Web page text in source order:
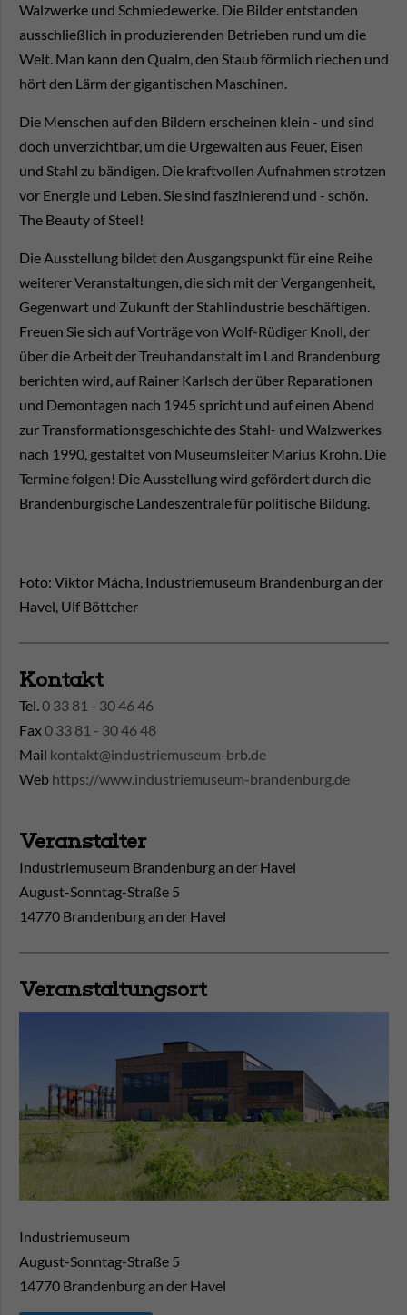
Walzwerke und Schmiedewerke. Die Bilder entstanden
ausschließlich in produzierenden Betrieben rund um die
Welt. Man kann den Qualm, den Staub förmlich riechen und
hört den Lärm der gigantischen Maschinen.
Die Menschen auf den Bildern erscheinen klein - und sind
doch unverzichtbar, um die Urgewalten aus Feuer, Eisen
und Stahl zu bändigen. Die kraftvollen Aufnahmen strotzen
vor Energie und Leben. Sie sind faszinierend und - schön.
The Beauty of Steel!
Die Ausstellung bildet den Ausgangspunkt für eine Reihe
weiterer Veranstaltungen, die sich mit der Vergangenheit,
Gegenwart und Zukunft der Stahlindustrie beschäftigen.
Freuen Sie sich auf Vorträge von Wolf-Rüdiger Knoll, der
über die Arbeit der Treuhandanstalt im Land Brandenburg
berichten wird, auf Rainer Karlsch der über Reparationen
und Demontagen nach 1945 spricht und auf einen Abend
zur Transformationsgeschichte des Stahl- und Walzwerkes
nach 1990, gestaltet von Museumsleiter Marius Krohn. Die
Termine folgen! Die Ausstellung wird gefördert durch die
Brandenburgische Landeszentrale für politische Bildung.
Foto: Viktor Mácha, Industriemuseum Brandenburg an der
Havel, Ulf Böttcher
Kontakt
Tel.0 33 81 - 30 46 46
Fax0 33 81 - 30 46 48
Mail kontakt@industriemuseum-brb.de
Web https://www.industriemuseum-brandenburg.de
Veranstalter
Industriemuseum Brandenburg an der Havel
August-Sonntag-Straße 5
14770 Brandenburg an der Havel
Veranstaltungsort
Industriemuseum
August-Sonntag-Straße 5
14770 Brandenburg an der Havel